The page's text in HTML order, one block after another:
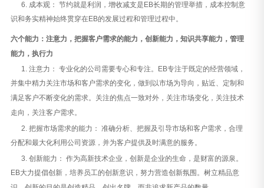
6. 成本观： 节约就是利润，增收减支是EB长期的管理举措，成本控制意
识和务实精神始终贯穿在EB的发展过程和管理过程中。
六个能力：注意力，把握客户需求的能力，创新能力，知识共享能力，管理
能力，执行力
1. 注意力： 专业化的公司需要专心和专注。EB专注于既定的经营领域，
并集中精力关注市场和客户需求的变化，做到以市场为导向，贴近、定制和
满足客户不断变化的需求。关注的焦点一致对外，关注市场变化，关注技术
走向，关注客户需求。
2. 把握市场需求的能力： 准确分析、把握及引导市场和客户需求，合理
分配和最大化利用公司资源，并为客户提供及时满意的服务。
3. 创新能力： 作为高新技术企业，创新是企业的生命，是财富的源泉。
EB大力提倡创新，培养员工的创新意识，努力营造创新氛围。树立精品意